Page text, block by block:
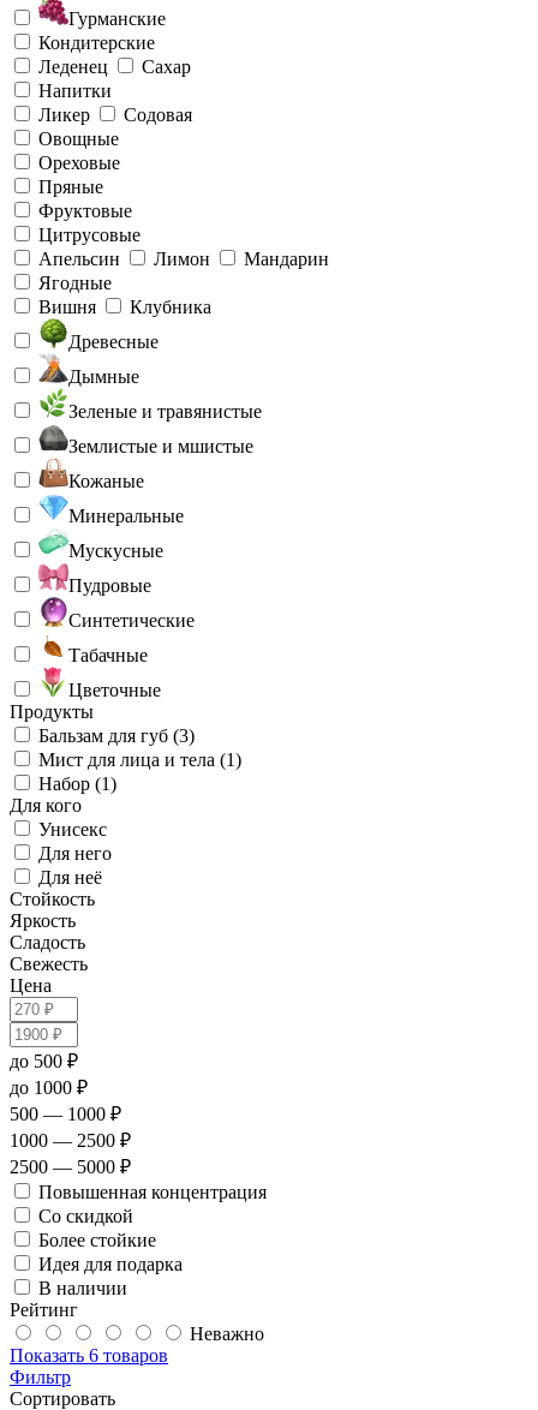
Гурманские
Кондитерские
Леденец
Сахар
Напитки
Ликер
Содовая
Овощные
Ореховые
Пряные
Фруктовые
Цитрусовые
Апельсин
Лимон
Мандарин
Ягодные
Вишня
Клубника
Древесные
Дымные
Зеленые и травянистые
Землистые и мшистые
Кожаные
Минеральные
Мускусные
Пудровые
Синтетические
Табачные
Цветочные
Продукты
Бальзам для губ (3)
Мист для лица и тела (1)
Набор (1)
Для кого
Унисекс
Для него
Для неё
Стойкость
Яркость
Сладость
Свежесть
Цена
до 500 ₽
до 1000 ₽
500 — 1000 ₽
1000 — 2500 ₽
2500 — 5000 ₽
Повышенная концентрация
Со скидкой
Более стойкие
Идея для подарка
В наличии
Рейтинг
Неважно
Показать 6 товаров
Фильтр
Сортировать